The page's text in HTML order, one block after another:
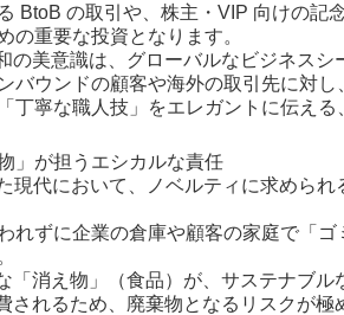
BtoB の取引や、株主・VIP 向けの記
の重要な投資となります。
の美意識は、グローバルなビジネスシ
バウンドの顧客や海外の取引先に対し
丁寧な職人技」をエレガントに伝え
」が担うエシカルな責任
現代において、ノベルティに求めら
れずに企業の倉庫や顧客の家庭で「
「消え物」（食品）が、サステナブル
されるため、廃棄物となるリスクが